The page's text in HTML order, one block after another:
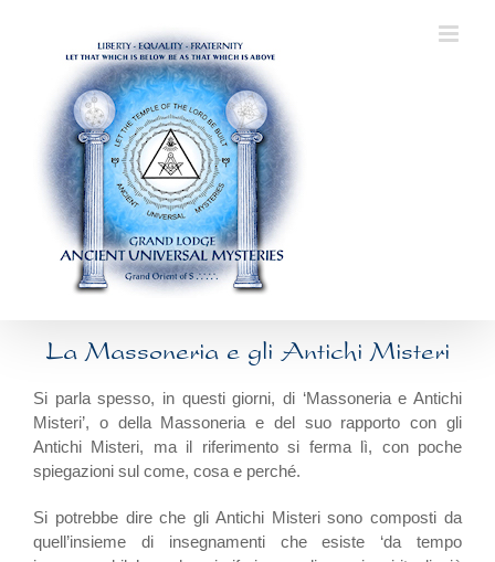
La Massoneria e gli Antichi Misteri
Si parla spesso, in questi giorni, di ‘Massoneria e Antichi
Misteri’, o della Massoneria e del suo rapporto con gli
Antichi Misteri, ma il riferimento si ferma lì, con poche
spiegazioni sul come, cosa e perché.
Si potrebbe dire che gli Antichi Misteri sono composti da
quell’insieme di insegnamenti che esiste ‘da tempo